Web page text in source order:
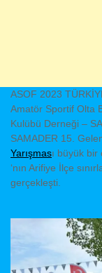
ASOF 2023
Amatör Sportif Olta
Kulübü Derneği –
SAMADER 15.
Yarışması büyük
‘nın Arifiye İlçe
gerçekleşti.